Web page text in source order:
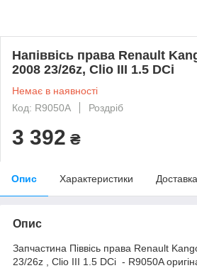
Напіввісь права Renault
2008 23/26z, Clio III 1.5 DCi
Немає в наявності
Код: R9050A
Роздріб
3 392 ₴
Опис Характеристики Доставка
Опис
Запчастина Піввісь права Renault
23/26z , Clio III 1.5 DCi - R9050A